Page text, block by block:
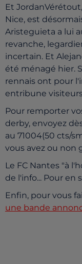
Et
Nice, est
Aristeguieta a lui
revanche,
incertain. Et
été ménagé hier.
rennais ont pour
entribune
Pour remporter
derby, envoyez
au 71004(50 cts/
vous avez ou non
Le FC Nantes "à
de l'info... Pour en
Enfin, pour vous
une bande